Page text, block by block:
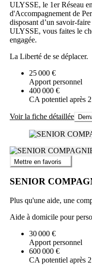
ULYSSE, le 1er Réseau
d'Accompagnement de
disposant d’un savoir-
ULYSSE, vous faites le
engagée.
La Liberté de se déplacer.
25 000 €
Apport personnel
400 000 €
CA potentiel après
Voir la fiche détaillée
Mettre en favoris
SENIOR
Plus qu'une aide, une
Aide à domicile pour
30 000 €
Apport personnel
600 000 €
CA potentiel après